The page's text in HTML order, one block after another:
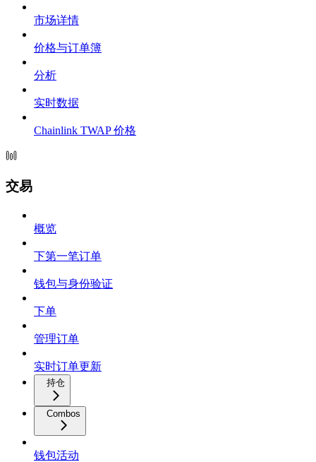
市场详情
价格与订单簿
分析
实时数据
Chainlink TWAP 价格
交易
概览
下第一笔订单
钱包与身份验证
下单
管理订单
实时订单更新
持仓
Combos
钱包活动